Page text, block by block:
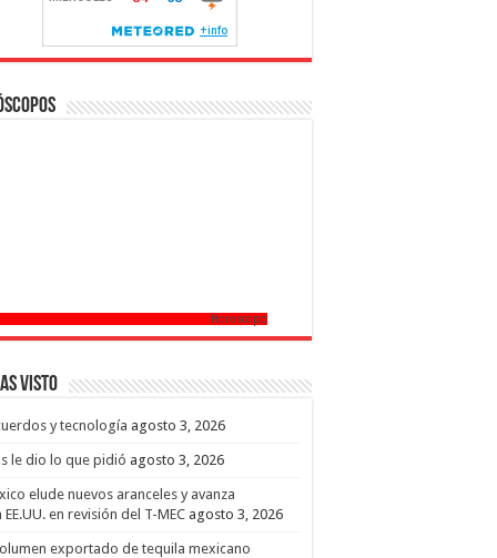
Horoscopo
Visto
y tecnología agosto 3, 2026
le dio lo que pidió agosto 3, 2026
elude nuevos aranceles y avanza
EE.UU. en revisión del T-MEC agosto 3, 2026
exportado de tequila mexicano